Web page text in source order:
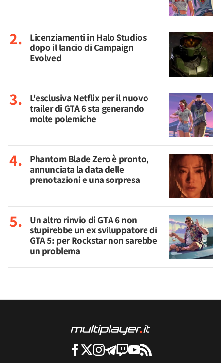
Licenziamenti in Halo Studios
dopo il lancio di Campaign
Evolved
L'esclusiva Netflix per il nuovo
trailer di GTA 6 sta generando
molte polemiche
Phantom Blade Zero è pronto,
annunciata la data delle
prenotazioni e una sorpresa
Un altro rinvio di GTA 6 non
stupirebbe un ex sviluppatore di
GTA 5: per Rockstar non sarebbe
un problema